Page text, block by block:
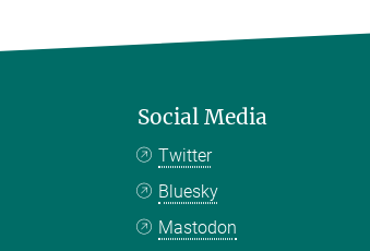
Social Media
Twitter
Bluesky
Mastodon